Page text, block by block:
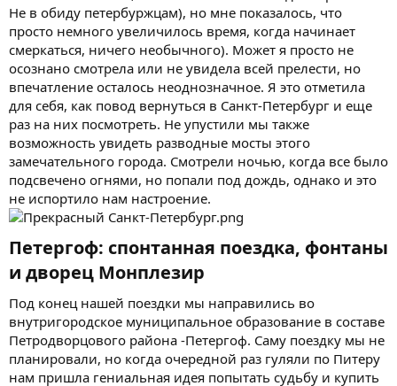
Не в обиду петербуржцам), но мне показалось, что
просто немного увеличилось время, когда начинает
смеркаться, ничего необычного). Может я просто не
осознано смотрела или не увидела всей прелести, но
впечатление осталось неоднозначное. Я это отметила
для себя, как повод вернуться в Санкт-Петербург и еще
раз на них посмотреть. Не упустили мы также
возможность увидеть разводные мосты этого
замечательного города. Смотрели ночью, когда все было
подсвечено огнями, но попали под дождь, однако и это
не испортило нам настроение.
Петергоф: спонтанная поездка, фонтаны
и дворец Монплезир​
Под конец нашей поездки мы направились во
внутригородское муниципальное образование в составе
Петродворцового района -Петергоф. Саму поездку мы не
планировали, но когда очередной раз гуляли по Питеру
нам пришла гениальная идея попытать судьбу и купить